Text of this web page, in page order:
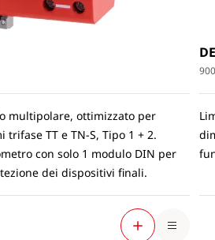
multipolare, ottimizzato per
TT e TN-S, Tipo 1 + 2.
con solo 1 modulo DIN per
dei dispositivi finali.